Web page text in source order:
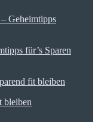
für’s Sparen
bleiben